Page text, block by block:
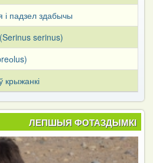
і падзел здабычы
serinus)
крыжанкі
ЛЕПШЫЯ ФОТАЗДЫМКІ